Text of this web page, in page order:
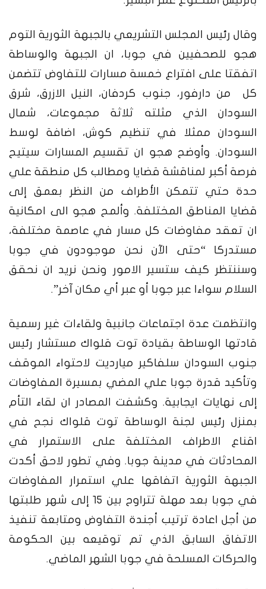
وقال رئيس المجلس التشريعي بالجبهة الثورية التوم
هجو للصحفيين في جوبا، ان الجبهة والوساطة
اتفقتا على افتراع خمسة مسارات للتفاوض تتضمن
كل من دارفور، جنوب كردفان، النيل الازرق، شرق
السودان الذي مثلته ثلاثة مجموعات، شمال
السودان ممثلا في تنظيم كوش، اضافة لوسط
السودان. وأوضح هجو ان تقسيم المسارات سيتيح
فرصة أكبر لمناقشة قضايا ومطالب كل منطقة علي
حدة حتي تتمكن الأطراف من النظر بعمق إلى
قضايا المناطق المختلفة. وألمح هجو الى امكانية
ان تعقد مفاوضات كل مسار في عاصمة مختلفة،
مستدركا “حتى الآن نحن موجودون في جوبا
وسننتظر كيف ستسير الامور ونحن نريد ان نحقق
السلام سواءا عبر جوبا أو عبر أي مكان آخر”.
وانتظمت عدة اجتماعات جانبية ولقاءات غير رسمية
قادتها الوساطة بقيادة توت قلواك مستشار رئيس
جنوب السودان سلفاكير ميارديت لاحتواء الموقف
وتأكيد قدرة جوبا علي المضي بمسيرة المفاوضات
إلى نهايات ايجابية. وكشفت المصادر ان لقاء التأم
بمنزل رئيس لجنة الوساطة توت قلواك نجح في
اقناع الاطراف المختلفة على الاستمرار في
المحادثات في مدينة جوبا. وفي تطور لاحق أكدت
الجبهة الثورية اتفاقها علي استمرار المفاوضات
في جوبا بعد مهلة تتراوح بين 15 إلى شهر طلبتها
من أجل اعادة ترتيب أجندة التفاوض ومتابعة تنفيذ
الاتفاق السابق الذي تم توقيعه بين الحكومة
والحركات المسلحة في جوبا الشهر الماضي.